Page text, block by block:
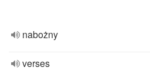
nabożny
verses